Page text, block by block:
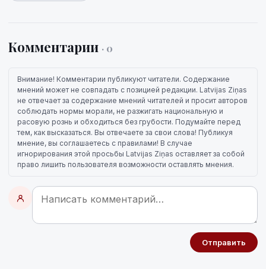
Комментарии · 0
Внимание! Комментарии публикуют читатели. Содержание
мнений может не совпадать с позицией редакции. Latvijas Ziņas
не отвечает за содержание мнений читателей и просит авторов
соблюдать нормы морали, не разжигать национальную и
расовую рознь и обходиться без грубости. Подумайте перед
тем, как высказаться. Вы отвечаете за свои слова! Публикуя
мнение, вы соглашаетесь с правилами! В случае
игнорирования этой просьбы Latvijas Ziņas оставляет за собой
право лишить пользователя возможности оставлять мнения.
Отправить